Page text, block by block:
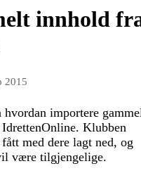
innhold
2015
importere
Klubben
med dere lagt ned, og
være tilgjengelige.